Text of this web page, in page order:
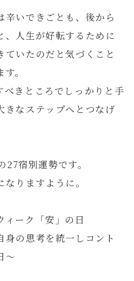
辛いできごとも、後から
、人生が好転するために
ていたのだと気づくこと
。
べきところでしっかりと手
きなステップへとつなげ
宿別運勢です。
りますように。
ーク「安」の日
の思考を統一しコント
～